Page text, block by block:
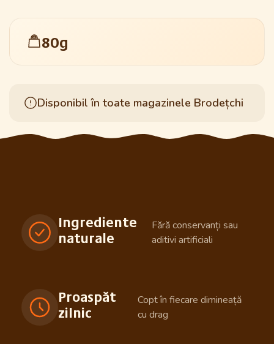
80g
Disponibil în toate magazinele Brodețchi
Ingrediente
naturale
Fără conservanți sau
aditivi artificiali
Proaspăt
zilnic
Copt în fiecare dimineață
cu drag